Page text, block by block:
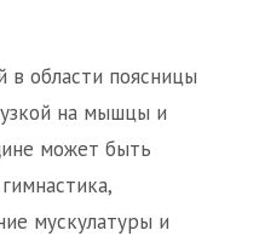
в области поясницы
на мышцы и
может быть
мускулатуры и